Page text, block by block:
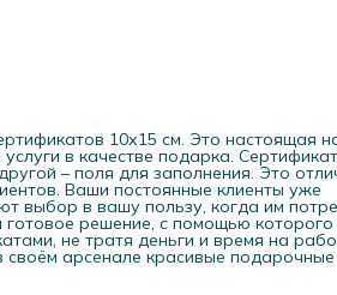
10х15 см. Это настоящая
в качестве подарка.
– поля для заполнения. Это
Ваши постоянные клиенты уже
выбор в вашу пользу, когда им
решение, с помощью
не тратя деньги и время на
арсенале красивые подарочные